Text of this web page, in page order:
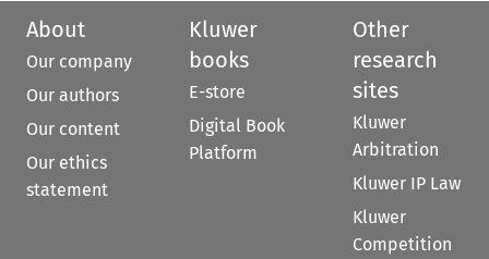
About
Our company
Our authors
Our content
Our ethics
statement
Kluwer
books
E-store
Digital Book
Platform
Other
research
sites
Kluwer
Arbitration
Kluwer IP Law
Kluwer
Competition